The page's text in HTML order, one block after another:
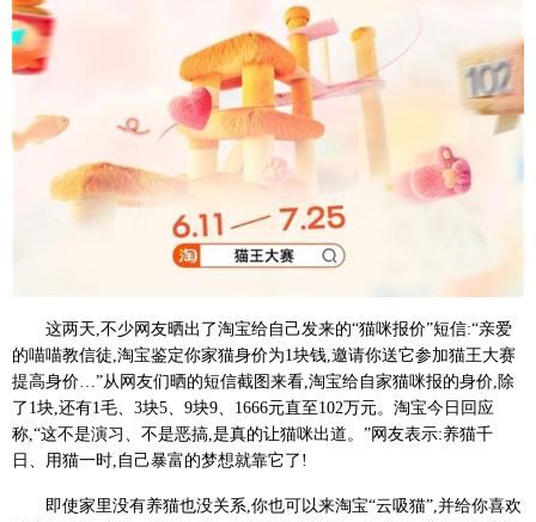
这两天,不少网友晒出了淘宝给自己发来的“猫咪报价”短信:“亲爱
的喵喵教信徒,淘宝鉴定你家猫身价为1块钱,邀请你送它参加猫王大赛
提高身价…”从网友们晒的短信截图来看,淘宝给自家猫咪报的身价,除
了1块,还有1毛、3块5、9块9、1666元直至102万元。淘宝今日回应
称,“这不是演习、不是恶搞,是真的让猫咪出道。”网友表示:养猫千
日、用猫一时,自己暴富的梦想就靠它了!
即使家里没有养猫也没关系,你也可以来淘宝“云吸猫”,并给你喜欢